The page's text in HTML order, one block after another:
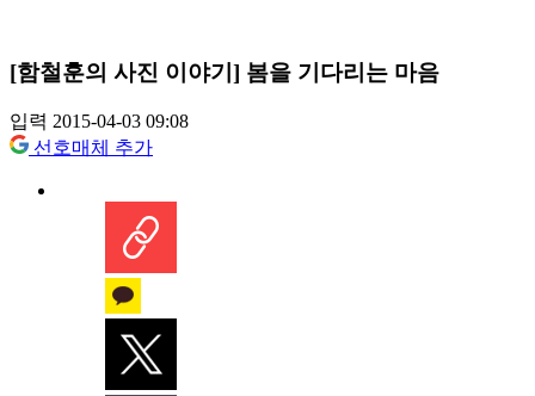
[함철훈의 사진 이야기] 봄을 기다리는 마음
입력 2015-04-03 09:08
선호매체 추가